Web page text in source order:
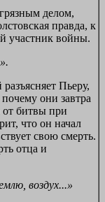
делом,
правда, к
участник войны.
Пьеру,
они завтра
от битвы при
что он начал
свою смерть.
отца и
воздух...»